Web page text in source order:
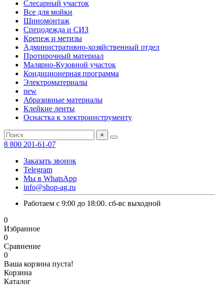
Слесарный участок
Все для мойки
Шиномонтаж
Спецодежда и СИЗ
Крепеж и метизы
Административно-хозяйственный отдел
Протирочный материал
Малярно-Кузовной участок
Кондиционерная программа
Электроматериалы
new
Абразивные материалы
Клейкие ленты
Оснастка к электроинструменту
×
8 800 201-61-07
Заказать звонок
Telegram
Мы в WhatsApp
info@shop-ag.ru
Работаем с 9:00 до 18:00. сб-вс выходной
0
Избранное
0
Сравнение
0
Ваша корзина пуста!
Корзина
Каталог